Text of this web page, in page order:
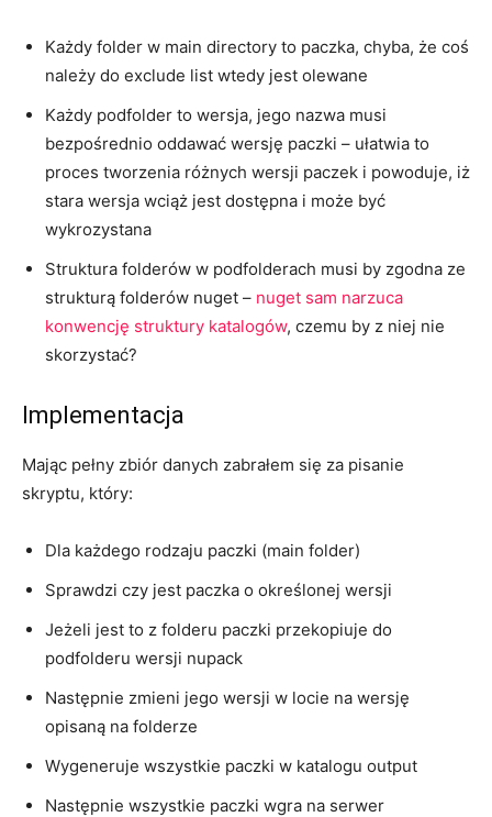
Każdy folder w main directory to paczka, chyba, że coś
należy do exclude list wtedy jest olewane
Każdy podfolder to wersja, jego nazwa musi
bezpośrednio oddawać wersję paczki – ułatwia to
proces tworzenia różnych wersji paczek i powoduje, iż
stara wersja wciąż jest dostępna i może być
wykrozystana
Struktura folderów w podfolderach musi by zgodna ze
strukturą folderów nuget – nuget sam narzuca
konwencję struktury katalogów, czemu by z niej nie
skorzystać?
Implementacja
Mając pełny zbiór danych zabrałem się za pisanie
skryptu, który:
Dla każdego rodzaju paczki (main folder)
Sprawdzi czy jest paczka o określonej wersji
Jeżeli jest to z folderu paczki przekopiuje do
podfolderu wersji nupack
Następnie zmieni jego wersji w locie na wersję
opisaną na folderze
Wygeneruje wszystkie paczki w katalogu output
Następnie wszystkie paczki wgra na serwer